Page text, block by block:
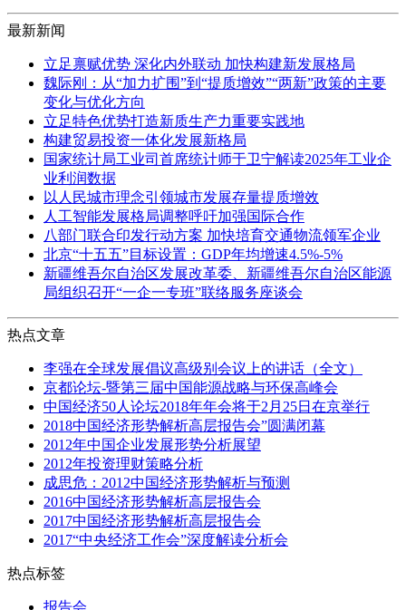
最新新闻
立足禀赋优势 深化内外联动 加快构建新发展格局
魏际刚：从“加力扩围”到“提质增效”“两新”政策的主要
变化与优化方向
立足特色优势打造新质生产力重要实践地
构建贸易投资一体化发展新格局
国家统计局工业司首席统计师于卫宁解读2025年工业企
业利润数据
以人民城市理念引领城市发展存量提质增效
人工智能发展格局调整呼吁加强国际合作
八部门联合印发行动方案 加快培育交通物流领军企业
北京“十五五”目标设置：GDP年均增速4.5%-5%
新疆维吾尔自治区发展改革委、新疆维吾尔自治区能源
局组织召开“一企一专班”联络服务座谈会
热点文章
李强在全球发展倡议高级别会议上的讲话（全文）
京都论坛-暨第三届中国能源战略与环保高峰会
中国经济50人论坛2018年年会将于2月25日在京举行
2018中国经济形势解析高层报告会”圆满闭幕
2012年中国企业发展形势分析展望
2012年投资理财策略分析
成思危：2012中国经济形势解析与预测
2016中国经济形势解析高层报告会
2017中国经济形势解析高层报告会
2017“中央经济工作会”深度解读分析会
热点标签
报告会